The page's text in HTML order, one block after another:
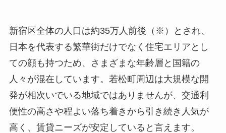
新宿区全体の人口は約35万人前後（※）とされ、
日本を代表する繁華街だけでなく住宅エリアとし
ての顔も持つため、さまざまな年齢層と国籍の
人々が混在しています。若松町周辺は大規模な開
発が相次いでいる地域ではありませんが、交通利
便性の高さや程よい落ち着きから引き続き人気が
高く、賃貸ニーズが安定していると言えます。